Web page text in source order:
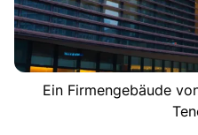
Ein Firmengebäude